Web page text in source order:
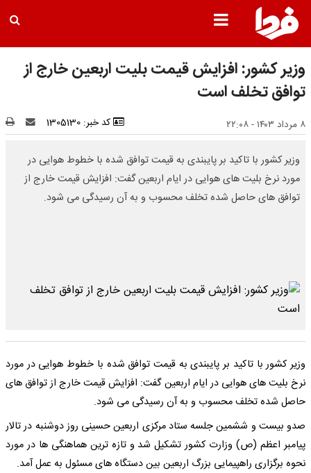
وزیر کشور: افزایش قیمت بلیت اربعین خارج از
توافق تخلف است
۸ مرداد ۱۴۰۳ - ۲۲:۰۸ کد خبر: 1305130
وزیر کشور با تاکید بر پایبندی به قیمت توافق شده با خطوط هوایی در
مورد نرخ بلیت های هوایی در ایام اربعین گفت: افزایش قیمت خارج از
توافق های حاصل شده تخلف محسوب و به آن رسیدگی می شود.
وزیر کشور با تاکید بر پایبندی به قیمت توافق شده با خطوط هوایی در مورد
نرخ بلیت های هوایی در ایام اربعین گفت: افزایش قیمت خارج از توافق های
حاصل شده تخلف محسوب و به آن رسیدگی می شود.
صدو بیست و ششمین جلسه ستاد مرکزی اربعین حسینی روز دوشنبه در تالار
پیامبر اعظم (ص) وزارت کشور تشکیل شد و تازه ترین هماهنگی ها در مورد
نحوه برگزاری راهپیمایی بزرگ اربعین بین دستگاه های مسئول به عمل آمد.